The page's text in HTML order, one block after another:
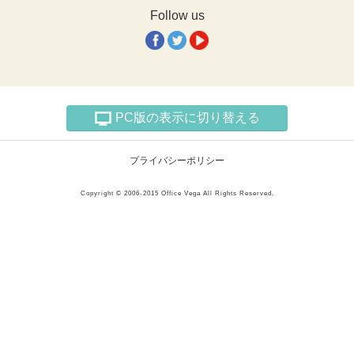
Follow us
PC版の表示に切り替える
プライバシーポリシー
Copyright © 2006-2015 Office Vega All Rights Reserved.